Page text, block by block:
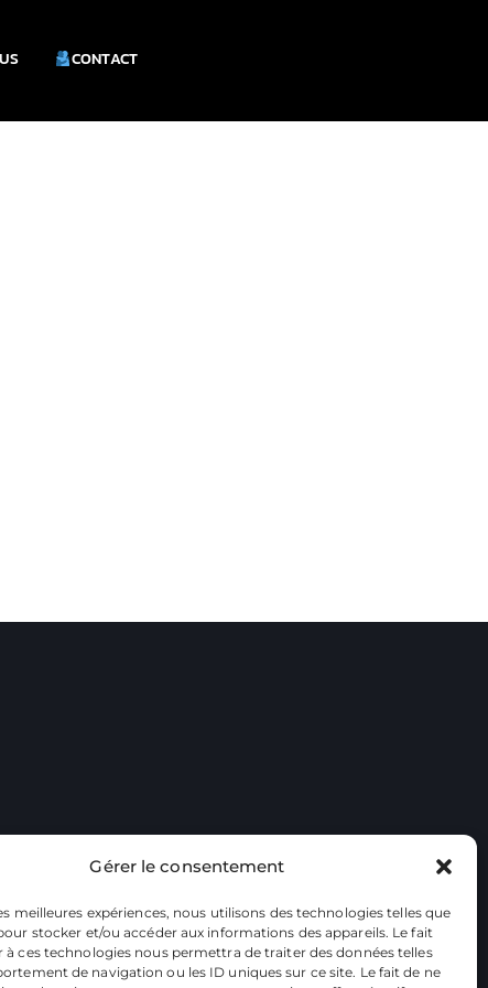
Gérer le consentement
meilleures expériences, nous utilisons des technologies telles que
stocker et/ou accéder aux informations des appareils. Le fait
à ces technologies nous permettra de traiter des données telles
de navigation ou les ID uniques sur ce site. Le fait de ne
CONTACT